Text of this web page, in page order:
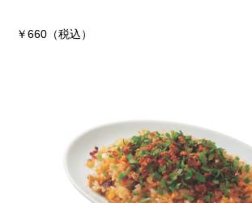
￥660（税込）